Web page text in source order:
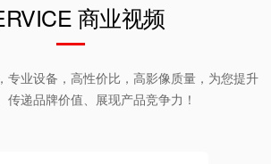
商业视频
专业设备，高性价比，高影像质量，为您提升
传递品牌价值、展现产品竞争力！